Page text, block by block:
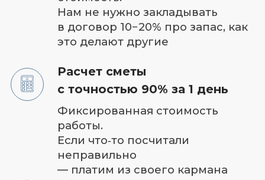
людей, кратность
воздухообмена. Именно
благодаря проекту вы получаете
тихую и производительную
Соблюдение СНИП и ГОСТ
Личный менеджер 24/7
Контроль качества круглосуточно
Диагностика и ремонт
Быстрый доступ и замена
Монтажные работы в
правилами